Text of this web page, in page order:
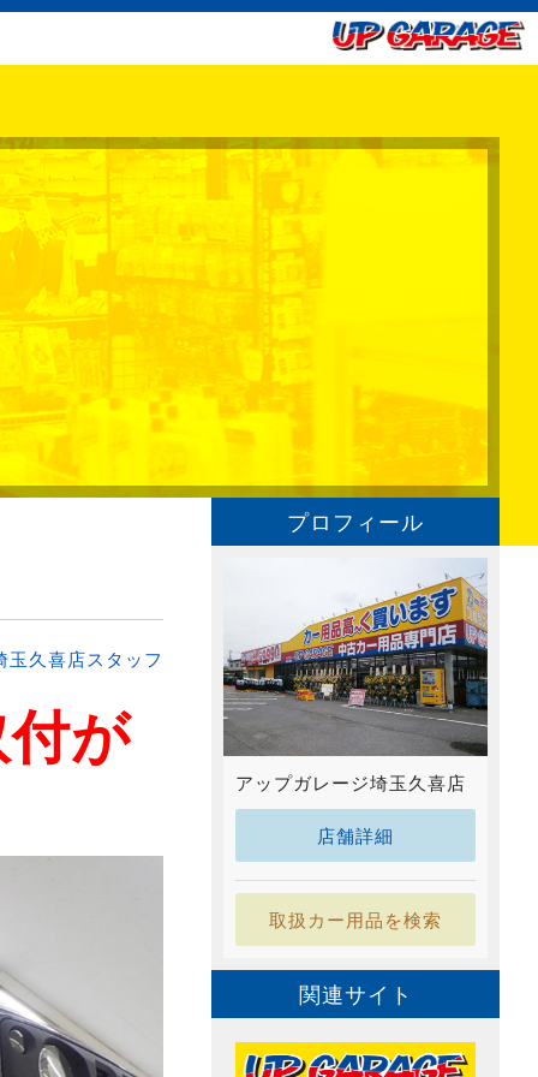
玉久喜店スタッフ
が
プロフィール
アップガレージ埼玉久喜店
店舗詳細
取扱カー用品を検索
関連サイト